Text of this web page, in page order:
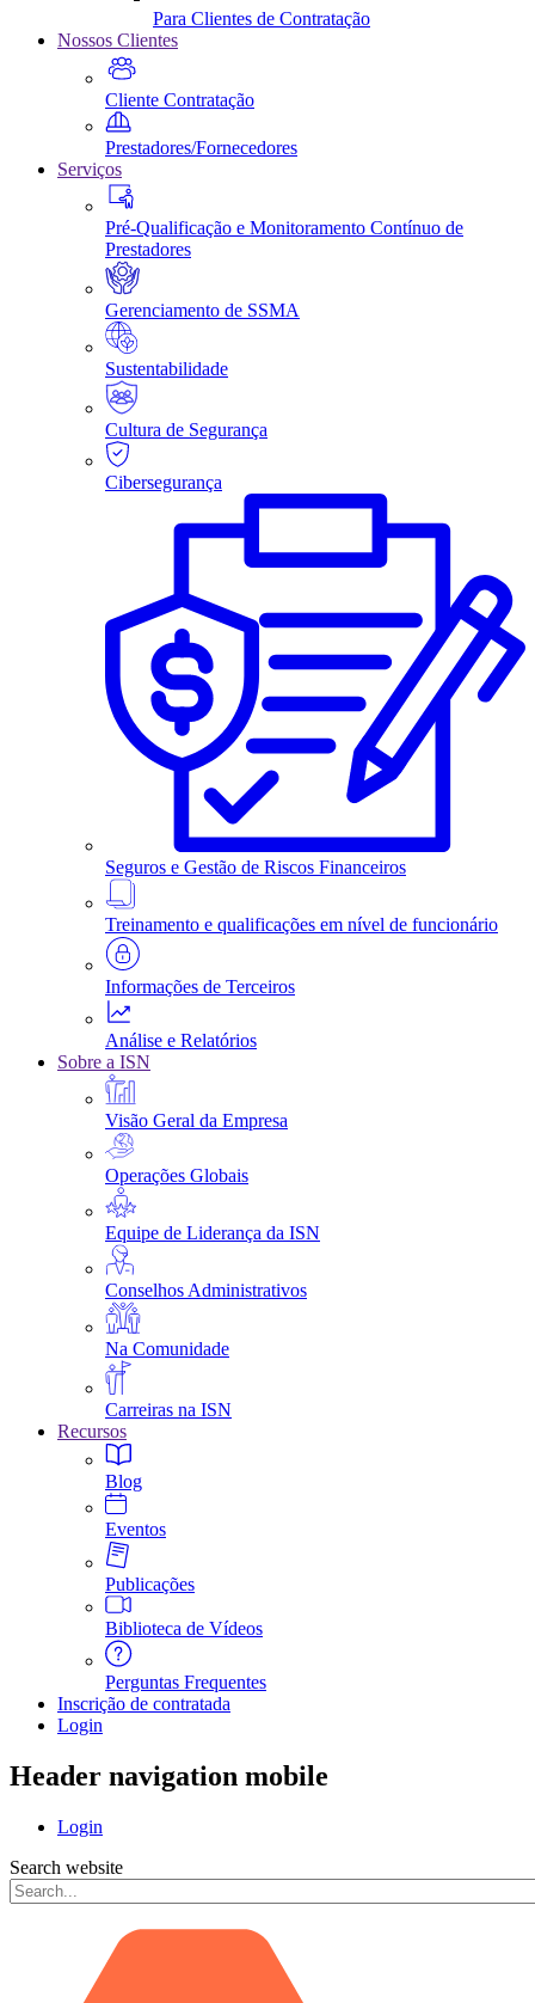
Para Clientes de Contratação
Nossos Clientes
Cliente Contratação
Prestadores/Fornecedores
Serviços
Pré-Qualificação e Monitoramento Contínuo de
Prestadores
Gerenciamento de SSMA
Sustentabilidade
Cultura de Segurança
Cibersegurança
Seguros e Gestão de Riscos Financeiros
Treinamento e qualificações em nível de funcionário
Informações de Terceiros
Análise e Relatórios
Sobre a ISN
Visão Geral da Empresa
Operações Globais
Equipe de Liderança da ISN
Conselhos Administrativos
Na Comunidade
Carreiras na ISN
Recursos
Blog
Eventos
Publicações
Biblioteca de Vídeos
Perguntas Frequentes
Inscrição de contratada
Login
Header navigation mobile
Login
Search website